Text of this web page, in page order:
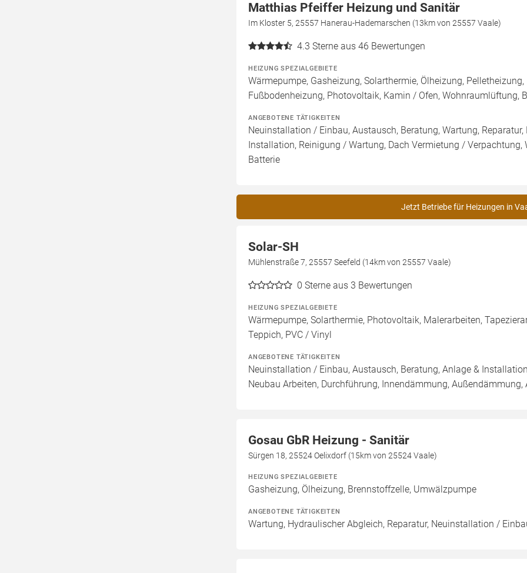
Matthias Pfeiffer Heizung und Sanitär
Im Kloster 5, 25557 Hanerau-Hademarschen (13km von 25557 Vaale)
4.3 Sterne aus 46 Bewertungen
HEIZUNG SPEZIALGEBIETE
Wärmepumpe, Gasheizung, Solarthermie, Ölheizung,
Fußbodenheizung, Photovoltaik, Kamin / Ofen, Wohnraumlüftung,
ANGEBOTENE TÄTIGKEITEN
Neuinstallation / Einbau, Austausch, Beratung, Wartung,
Installation, Reinigung / Wartung, Dach Vermietung /
Batterie
Jetzt Betriebe für Heizungen in
Solar-SH
Mühlenstraße 7, 25557 Seefeld (14km von 25557 Vaale)
0 Sterne aus 3 Bewertungen
HEIZUNG SPEZIALGEBIETE
Wärmepumpe, Solarthermie, Photovoltaik, Malerarbeiten,
Teppich, PVC / Vinyl
ANGEBOTENE TÄTIGKEITEN
Neuinstallation / Einbau, Austausch, Beratung, Anlage &
Neubau Arbeiten, Durchführung, Innendämmung, Außendämmung,
Gosau GbR Heizung - Sanitär
Sürgen 18, 25524 Oelixdorf (15km von 25524 Vaale)
HEIZUNG SPEZIALGEBIETE
Gasheizung, Ölheizung, Brennstoffzelle, Umwälzpumpe
ANGEBOTENE TÄTIGKEITEN
Wartung, Hydraulischer Abgleich, Reparatur, Neuinstallation /